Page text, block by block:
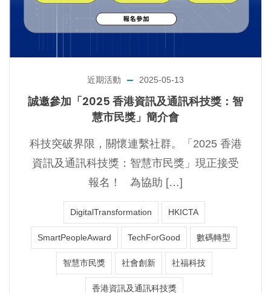
近期活動 2025-05-13
誠邀參加「2025 香港資訊及通訊科技獎：智
慧市民獎」簡介會
科技突破界限，關懷連繫社群。「2025 香港
資訊及通訊科技獎：智慧市民獎」現正接受
報名！ 為協助 […]
DigitalTransformation HKICTA
SmartPeopleAward TechForGood 數碼轉型
智慧市民獎 社會創新 社福科技
香港資訊及通訊科技獎